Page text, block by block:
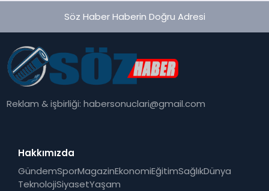
Söz Haber Haberin Doğru Adresi
Reklam & işbirliği:habersonuclari@gmail.com
Hakkımızda
GündemSporMagazinEkonomiEğitimSağlıkDünya
TeknolojiSiyasetYaşam